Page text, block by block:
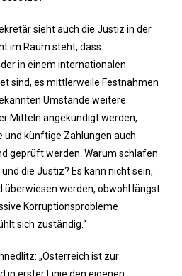
sieht auch die Justiz in der
im Raum steht, dass
in einem internationalen
sind, es mittlerweile Festnahmen
Umstände weitere
Mitteln angekündigt werden,
und künftige Zahlungen auch
geprüft werden. Warum schlafen
die Justiz? Es kann nicht sein,
überwiesen werden, obwohl längst
Korruptionsprobleme
sich zuständig.“
„Österreich ist zur
in erster Linie den eigenen